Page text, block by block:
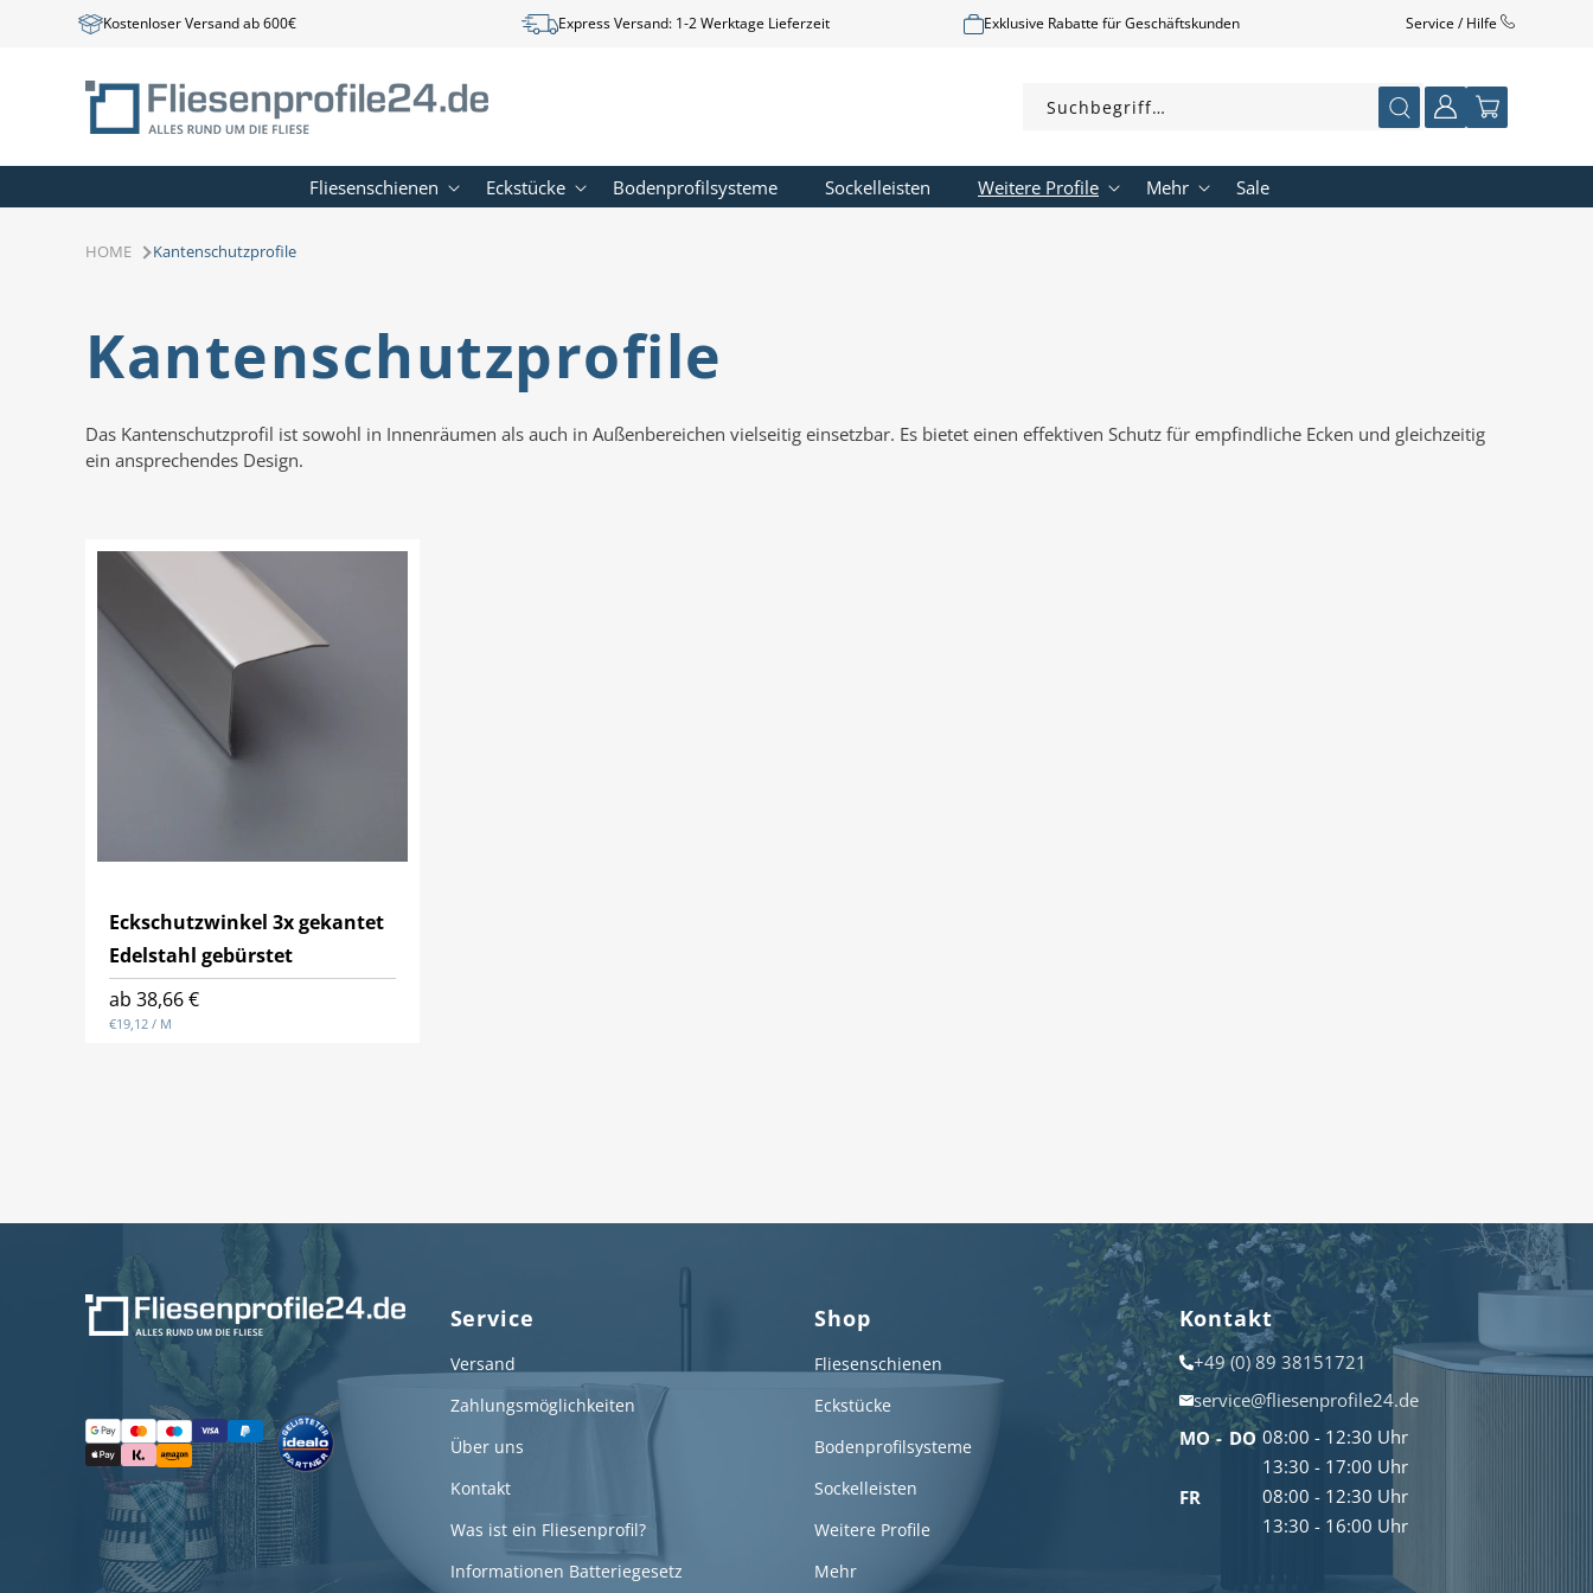
Kostenloser Versand ab 600€ Express Versand: 1-2 Werktage Lieferzeit Exklusive Rabatte für Geschäftskunden Service / Hilfe
Suchbegriff… Einloggen
Warenkorb
Fliesenschienen Eckstücke Bodenprofilsysteme Sockelleisten Weitere Profile Mehr Sale
HOME Kantenschutzprofile
K
a
e
r
e
Kantenschutzprofile
Das Kantenschutzprofil ist sowohl in Innenräumen als auch in Außenbereichen vielseitig einsetzbar. Es bietet einen effektiven Schutz für empfindliche Ecken und gleichzeitig
ein ansprechendes Design.
Eckschutzwinkel 3x gekantet
Edelstahl gebürstet
Normaler
Preis
ab 38,66 €
GRUNDPREIS
€19,12 / PRO
M
Service
Versand
Zahlungsmöglichkeiten
Über uns
Kontakt
Was ist ein Fliesenprofil?
Informationen Batteriegesetz
Shop
Fliesenschienen
Eckstücke
Bodenprofilsysteme
Sockelleisten
Weitere Profile
Mehr
Kontakt
+49 (0) 89 38151721
service@fliesenprofile24.de
MO - DO 08:00 - 12:30 Uhr
13:30 - 17:00 Uhr
FR
08:00 - 12:30 Uhr
13:30 - 16:00 Uhr